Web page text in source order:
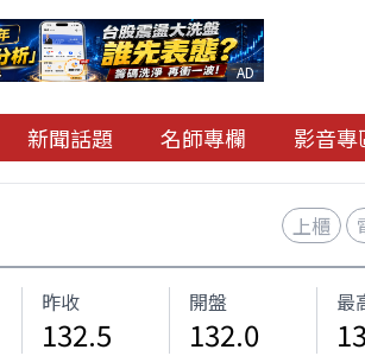
AD
新聞話題 名師專欄 影音專
上櫃
昨收
132.5
開盤
132.0
最